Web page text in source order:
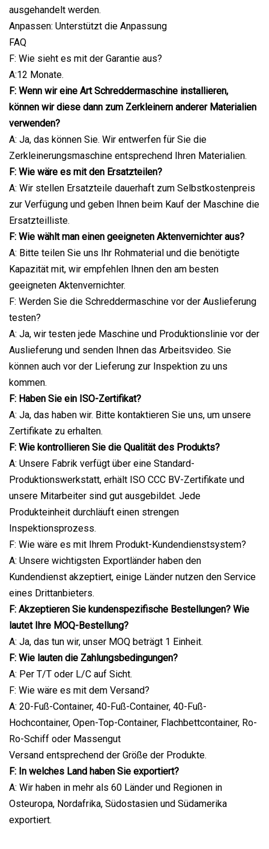
ausgehandelt werden.
Anpassen: Unterstützt die Anpassung
FAQ
F: Wie sieht es mit der Garantie aus?
A:12 Monate.
F: Wenn wir eine Art Schreddermaschine installieren,
können wir diese dann zum Zerkleinern anderer Materialien
verwenden?
A: Ja, das können Sie. Wir entwerfen für Sie die
Zerkleinerungsmaschine entsprechend Ihren Materialien.
F: Wie wäre es mit den Ersatzteilen?
A: Wir stellen Ersatzteile dauerhaft zum Selbstkostenpreis
zur Verfügung und geben Ihnen beim Kauf der Maschine die
Ersatzteilliste.
F: Wie wählt man einen geeigneten Aktenvernichter aus?
A: Bitte teilen Sie uns Ihr Rohmaterial und die benötigte
Kapazität mit, wir empfehlen Ihnen den am besten
geeigneten Aktenvernichter.
F: Werden Sie die Schreddermaschine vor der Auslieferung
testen?
A: Ja, wir testen jede Maschine und Produktionslinie vor der
Auslieferung und senden Ihnen das Arbeitsvideo. Sie
können auch vor der Lieferung zur Inspektion zu uns
kommen.
F: Haben Sie ein ISO-Zertifikat?
A: Ja, das haben wir. Bitte kontaktieren Sie uns, um unsere
Zertifikate zu erhalten.
F: Wie kontrollieren Sie die Qualität des Produkts?
A: Unsere Fabrik verfügt über eine Standard-
Produktionswerkstatt, erhält ISO CCC BV-Zertifikate und
unsere Mitarbeiter sind gut ausgebildet. Jede
Produkteinheit durchläuft einen strengen
Inspektionsprozess.
F: Wie wäre es mit Ihrem Produkt-Kundendienstsystem?
A: Unsere wichtigsten Exportländer haben den
Kundendienst akzeptiert, einige Länder nutzen den Service
eines Drittanbieters.
F: Akzeptieren Sie kundenspezifische Bestellungen? Wie
lautet Ihre MOQ-Bestellung?
A: Ja, das tun wir, unser MOQ beträgt 1 Einheit.
F: Wie lauten die Zahlungsbedingungen?
A: Per T/T oder L/C auf Sicht.
F: Wie wäre es mit dem Versand?
A: 20-Fuß-Container, 40-Fuß-Container, 40-Fuß-
Hochcontainer, Open-Top-Container, Flachbettcontainer, Ro-
Ro-Schiff oder Massengut
Versand entsprechend der Größe der Produkte.
F: In welches Land haben Sie exportiert?
A: Wir haben in mehr als 60 Länder und Regionen in
Osteuropa, Nordafrika, Südostasien und Südamerika
exportiert.